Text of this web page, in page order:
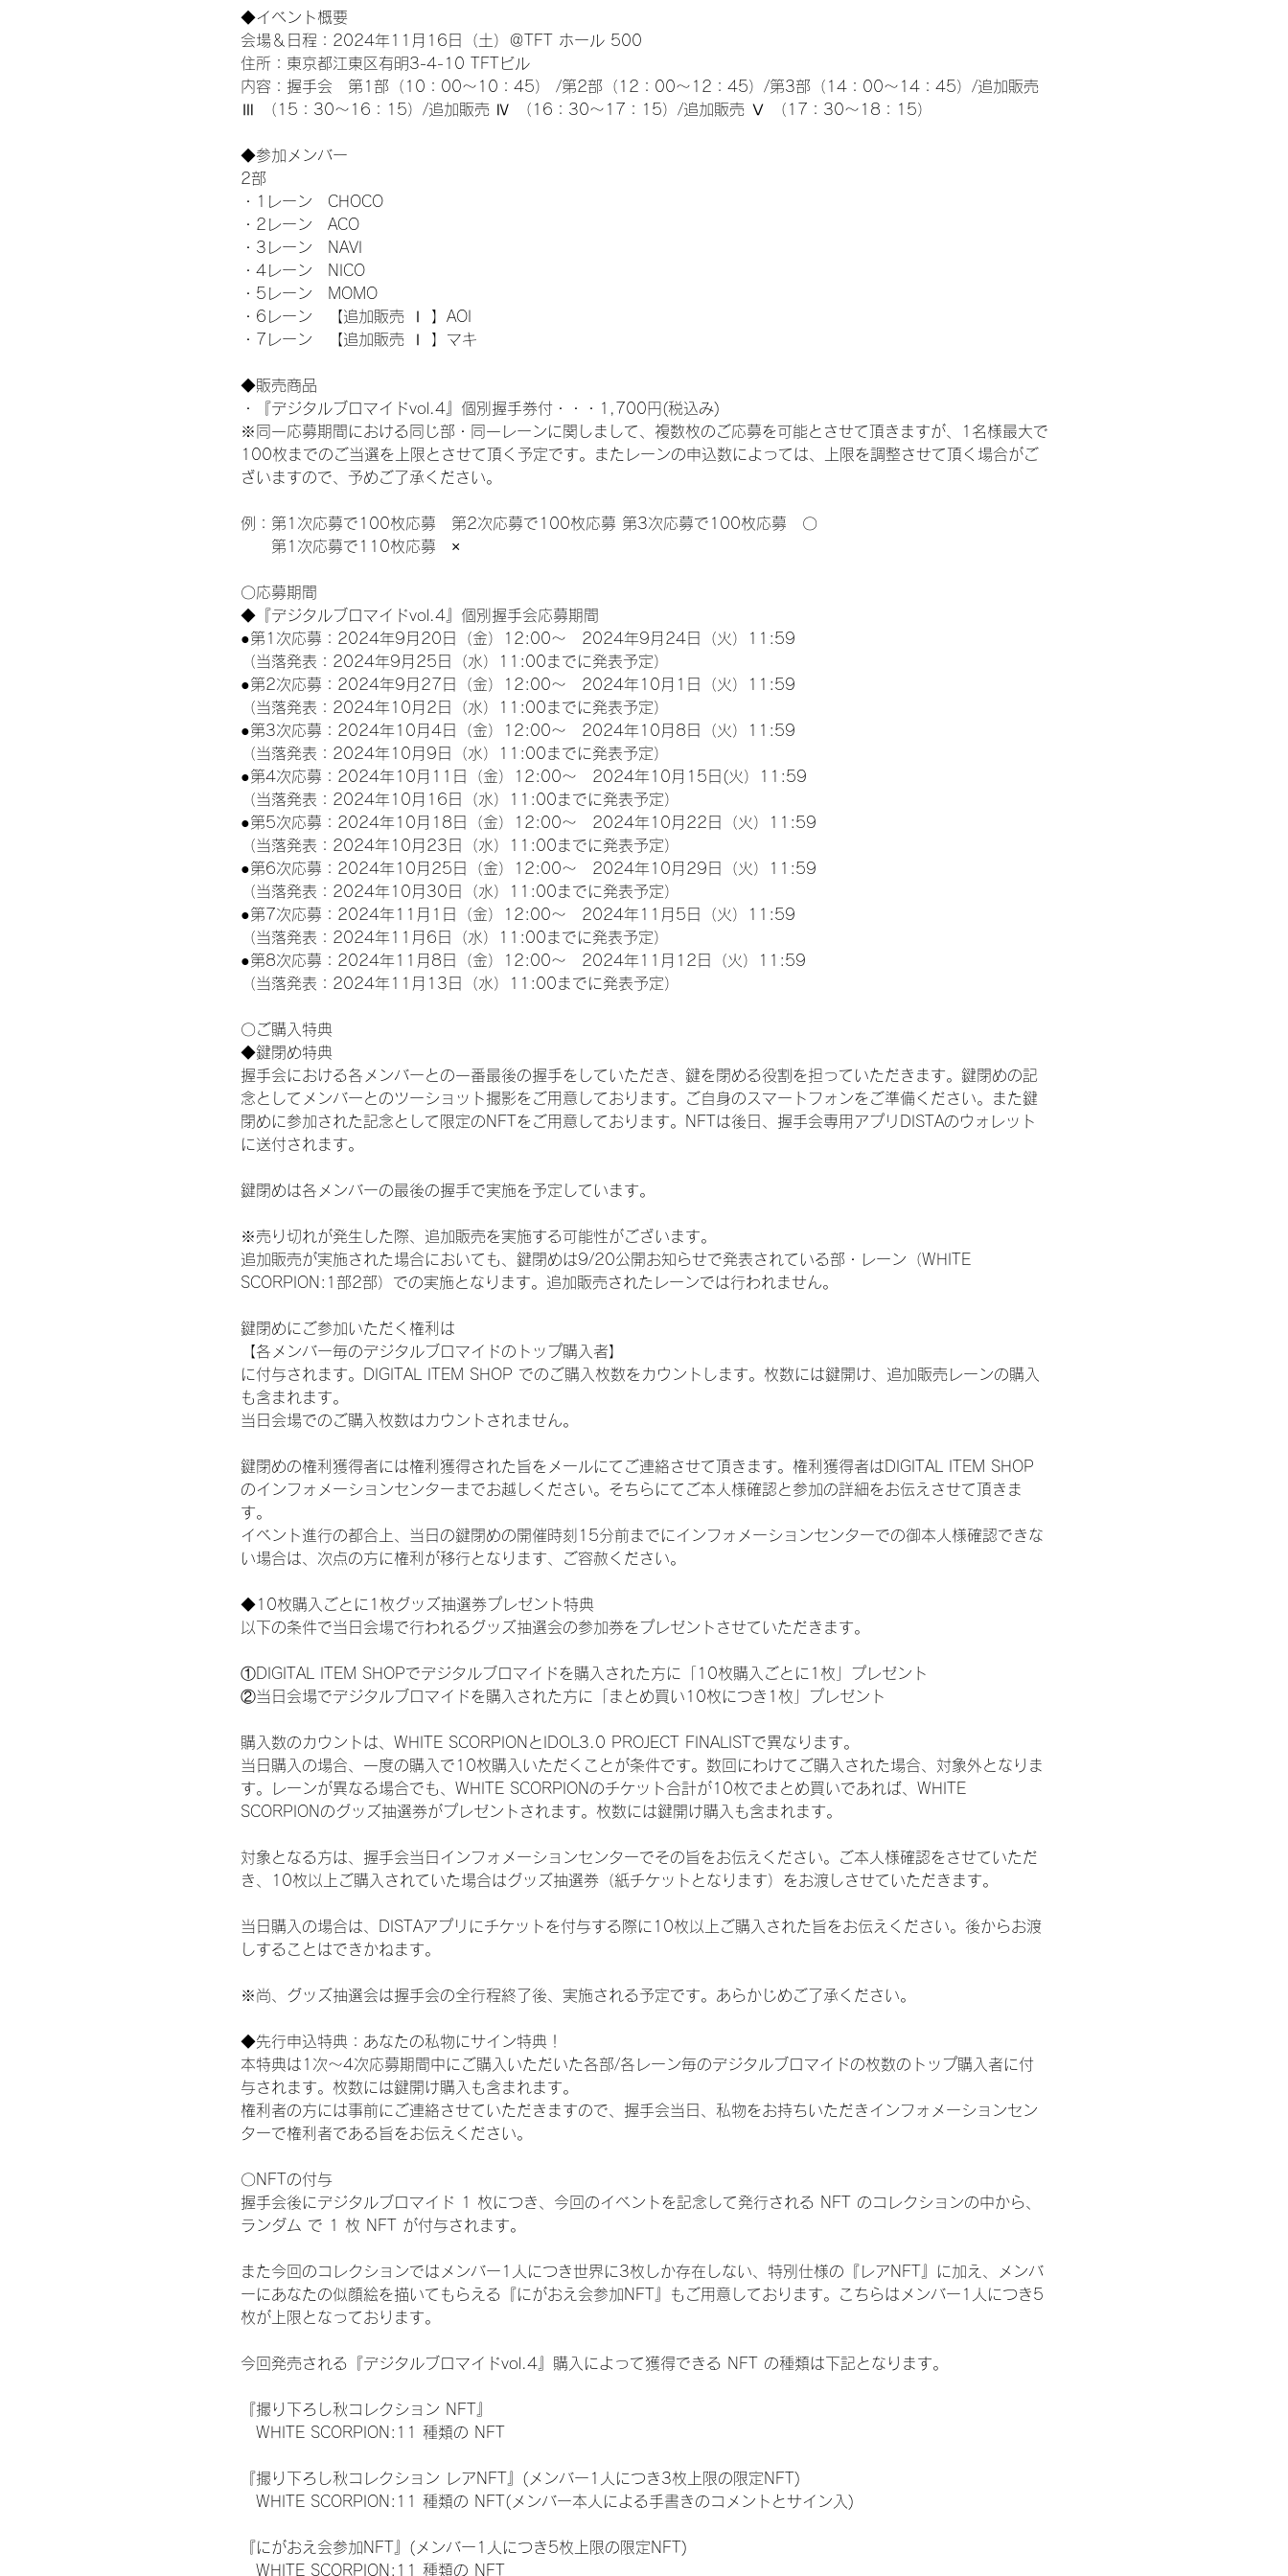
◆イベント概要
会場＆日程：2024年11月16日（土）＠TFT ホール 500
住所：東京都江東区有明3-4-10 TFTビル
内容：握手会　第1部（10：00～10：45） /第2部（12：00～12：45）/第3部（14：00～14：45）/追加販売
Ⅲ （15：30～16：15）/追加販売 Ⅳ （16：30～17：15）/追加販売 Ⅴ （17：30～18：15）
◆参加メンバー
2部
・1レーン　CHOCO
・2レーン　ACO
・3レーン　NAVI
・4レーン　NICO
・5レーン　MOMO
・6レーン　【追加販売 Ⅰ 】AOI
・7レーン　【追加販売 Ⅰ 】マキ
◆販売商品
・『デジタルブロマイドvol.4』個別握手券付・・・1,700円(税込み)
※同一応募期間における同じ部・同一レーンに関しまして、複数枚のご応募を可能とさせて頂きますが、1名様最大で
100枚までのご当選を上限とさせて頂く予定です。またレーンの申込数によっては、上限を調整させて頂く場合がご
ざいますので、予めご了承ください。
例：第1次応募で100枚応募　第2次応募で100枚応募 第3次応募で100枚応募　〇
第1次応募で110枚応募　×
〇応募期間
◆『デジタルブロマイドvol.4』個別握手会応募期間
●第1次応募：2024年9月20日（金）12:00～　2024年9月24日（火）11:59
（当落発表：2024年9月25日（水）11:00までに発表予定）
●第2次応募：2024年9月27日（金）12:00～　2024年10月1日（火）11:59
（当落発表：2024年10月2日（水）11:00までに発表予定）
●第3次応募：2024年10月4日（金）12:00～　2024年10月8日（火）11:59
（当落発表：2024年10月9日（水）11:00までに発表予定）
●第4次応募：2024年10月11日（金）12:00～　2024年10月15日(火）11:59
（当落発表：2024年10月16日（水）11:00までに発表予定）
●第5次応募：2024年10月18日（金）12:00～　2024年10月22日（火）11:59
（当落発表：2024年10月23日（水）11:00までに発表予定）
●第6次応募：2024年10月25日（金）12:00～　2024年10月29日（火）11:59
（当落発表：2024年10月30日（水）11:00までに発表予定）
●第7次応募：2024年11月1日（金）12:00～　2024年11月5日（火）11:59
（当落発表：2024年11月6日（水）11:00までに発表予定）
●第8次応募：2024年11月8日（金）12:00～　2024年11月12日（火）11:59
（当落発表：2024年11月13日（水）11:00までに発表予定）
〇ご購入特典
◆鍵閉め特典
握手会における各メンバーとの一番最後の握手をしていただき、鍵を閉める役割を担っていただきます。鍵閉めの記
念としてメンバーとのツーショット撮影をご用意しております。ご自身のスマートフォンをご準備ください。また鍵
閉めに参加された記念として限定のNFTをご用意しております。NFTは後日、握手会専用アプリDISTAのウォレット
に送付されます。
鍵閉めは各メンバーの最後の握手で実施を予定しています。
※売り切れが発生した際、追加販売を実施する可能性がございます。
追加販売が実施された場合においても、鍵閉めは9/20公開お知らせで発表されている部・レーン（WHITE
SCORPION:1部2部）での実施となります。追加販売されたレーンでは行われません。
鍵閉めにご参加いただく権利は
【各メンバー毎のデジタルブロマイドのトップ購入者】
に付与されます。DIGITAL ITEM SHOP でのご購入枚数をカウントします。枚数には鍵開け、追加販売レーンの購入
も含まれます。
当日会場でのご購入枚数はカウントされません。
鍵閉めの権利獲得者には権利獲得された旨をメールにてご連絡させて頂きます。権利獲得者はDIGITAL ITEM SHOP
のインフォメーションセンターまでお越しください。そちらにてご本人様確認と参加の詳細をお伝えさせて頂きま
す。
イベント進行の都合上、当日の鍵閉めの開催時刻15分前までにインフォメーションセンターでの御本人様確認できな
い場合は、次点の方に権利が移行となります、ご容赦ください。
◆10枚購入ごとに1枚グッズ抽選券プレゼント特典
以下の条件で当日会場で行われるグッズ抽選会の参加券をプレゼントさせていただきます。
①DIGITAL ITEM SHOPでデジタルブロマイドを購入された方に「10枚購入ごとに1枚」プレゼント
②当日会場でデジタルブロマイドを購入された方に「まとめ買い10枚につき1枚」プレゼント
購入数のカウントは、WHITE SCORPIONとIDOL3.0 PROJECT FINALISTで異なります。
当日購入の場合、一度の購入で10枚購入いただくことが条件です。数回にわけてご購入された場合、対象外となりま
す。レーンが異なる場合でも、WHITE SCORPIONのチケット合計が10枚でまとめ買いであれば、WHITE
SCORPIONのグッズ抽選券がプレゼントされます。枚数には鍵開け購入も含まれます。
対象となる方は、握手会当日インフォメーションセンターでその旨をお伝えください。ご本人様確認をさせていただ
き、10枚以上ご購入されていた場合はグッズ抽選券（紙チケットとなります）をお渡しさせていただきます。
当日購入の場合は、DISTAアプリにチケットを付与する際に10枚以上ご購入された旨をお伝えください。後からお渡
しすることはできかねます。
※尚、グッズ抽選会は握手会の全行程終了後、実施される予定です。あらかじめご了承ください。
◆先行申込特典：あなたの私物にサイン特典！
本特典は1次〜4次応募期間中にご購入いただいた各部/各レーン毎のデジタルブロマイドの枚数のトップ購入者に付
与されます。枚数には鍵開け購入も含まれます。
権利者の方には事前にご連絡させていただきますので、握手会当日、私物をお持ちいただきインフォメーションセン
ターで権利者である旨をお伝えください。
〇NFTの付与
握手会後にデジタルブロマイド 1 枚につき、今回のイベントを記念して発行される NFT のコレクションの中から、
ランダム で 1 枚 NFT が付与されます。
また今回のコレクションではメンバー1人につき世界に3枚しか存在しない、特別仕様の『レアNFT』に加え、メンバ
ーにあなたの似顔絵を描いてもらえる『にがおえ会参加NFT』もご用意しております。こちらはメンバー1人につき5
枚が上限となっております。
今回発売される『デジタルブロマイドvol.4』購入によって獲得できる NFT の種類は下記となります。
『撮り下ろし秋コレクション NFT』
WHITE SCORPION:11 種類の NFT
『撮り下ろし秋コレクション レアNFT』(メンバー1人につき3枚上限の限定NFT)
WHITE SCORPION:11 種類の NFT(メンバー本人による手書きのコメントとサイン入)
『にがおえ会参加NFT』(メンバー1人につき5枚上限の限定NFT)
WHITE SCORPION:11 種類の NFT